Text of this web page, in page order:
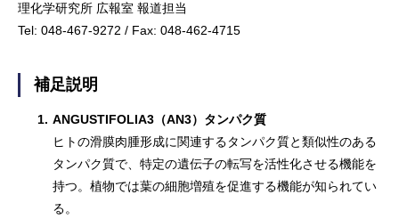
理化学研究所 広報室 報道担当
Tel: 048-467-9272 / Fax: 048-462-4715
補足説明
1. ANGUSTIFOLIA3（AN3）タンパク質
ヒトの滑膜肉腫形成に関連するタンパク質と類似性のある
タンパク質で、特定の遺伝子の転写を活性化させる機能を
持つ。植物では葉の細胞増殖を促進する機能が知られてい
る。